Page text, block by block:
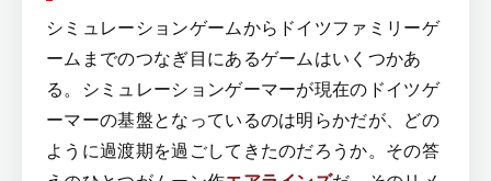
シミュレーションゲームからドイツファミリーゲ
ームまでのつなぎ目にあるゲームはいくつかあ
る。シミュレーションゲーマーが現在のドイツゲ
ーマーの基盤となっているのは明らかだが、どの
ように過渡期を過ごしてきたのだろうか。その答